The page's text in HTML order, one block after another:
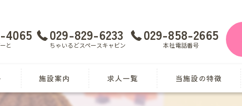
4065
と
029-829-6233
ちゃいるどスペースキャビン
029-858-2665
本社電話番号
施設案内 求人一覧 当施設の特徴